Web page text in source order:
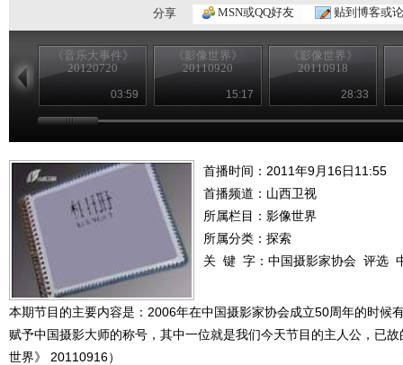
分享
MSN或QQ好友 贴到博客或
《音乐大事件》
20120720
03:59
《影像世界》
20110920
15:17
《影像世界》
20110918
28:33
首播时间：2011年9月16日11:55
首播频道： 山西卫视
所属栏目： 影像世界
所属分类：探索
关 键 字： 中国摄影家协会 评选
本期节目的主要内容是：2006年在中国摄影家协会成立50周年的时候
赋予中国摄影大师的称号，其中一位就是我们今天节目的主人公，已
世界》 20110916）